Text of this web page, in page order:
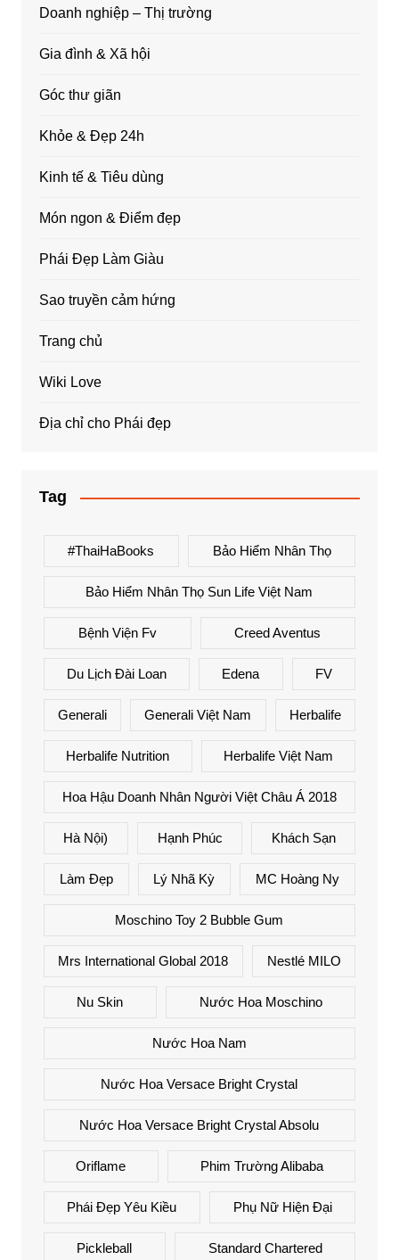
Doanh nghiệp – Thị trường
Gia đình & Xã hội
Góc thư giãn
Khỏe & Đẹp 24h
Kinh tế & Tiêu dùng
Món ngon & Điểm đẹp
Phái Đẹp Làm Giàu
Sao truyền cảm hứng
Trang chủ
Wiki Love
Địa chỉ cho Phái đẹp
Tag
#ThaiHaBooks Bảo Hiểm Nhân Thọ
Bảo Hiểm Nhân Thọ Sun Life Việt Nam
Bệnh Viện Fv Creed Aventus
Du Lịch Đài Loan Edena FV
Generali Generali Việt Nam Herbalife
Herbalife Nutrition Herbalife Việt Nam
Hoa Hậu Doanh Nhân Người Việt Châu Á 2018
Hà Nội) Hạnh Phúc Khách Sạn
Làm Đẹp Lý Nhã Kỳ MC Hoàng Ny
Moschino Toy 2 Bubble Gum
Mrs International Global 2018 Nestlé MILO
Nu Skin Nước Hoa Moschino
Nước Hoa Nam
Nước Hoa Versace Bright Crystal
Nước Hoa Versace Bright Crystal Absolu
Oriflame Phim Trường Alibaba
Phái Đẹp Yêu Kiều Phụ Nữ Hiện Đại
Pickleball Standard Chartered